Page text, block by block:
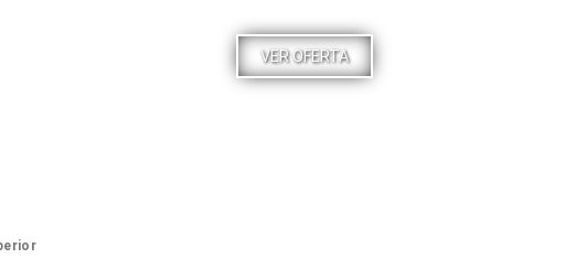
VER OFERTA